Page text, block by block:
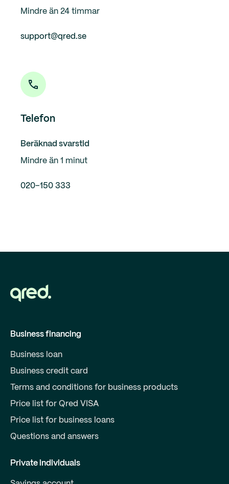
Mindre än 24 timmar
support@qred.se
Telefon
Beräknad svarstid
Mindre än 1 minut
020–150 333
Business financing
Business loan
Business credit card
Terms and conditions for business products
Price list for Qred VISA
Price list for business loans
Questions and answers
Private individuals